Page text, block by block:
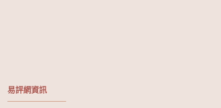
易評網資訊